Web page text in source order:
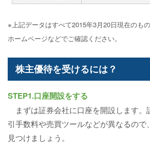
※上記データはすべて2015年3月20日現在のも
ホームページなどでご確認ください。
株主優待を受けるには？
STEP1.口座開設をする
まずは証券会社に口座を開設します。
引手数料や売買ツールなどが異なるので
見つけましょう。